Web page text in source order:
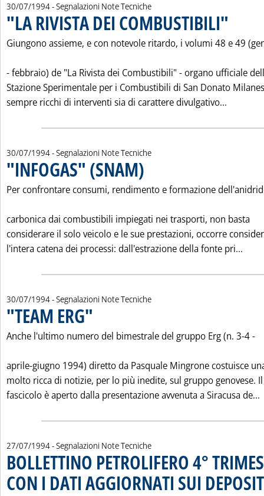
30/07/1994- Segnalazioni Note Tecniche
"LA RIVISTA DEI COMBUSTIBILI"
Giungono assieme, e con notevole ritardo, i volumi 48 e 49
- febbraio) de "La Rivista dei Combustibili" - organo ufficiale
Stazione Sperimentale per i Combustibili di San Donato
sempre ricchi di interventi sia di carattere divulgativo...
30/07/1994- Segnalazioni Note Tecniche
"INFOGAS" (SNAM)
Per confrontare consumi, rendimento e formazione
carbonica dai combustibili impiegati nei trasporti, non basta
considerare il solo veicolo e le sue prestazioni, occorre
l'intera catena dei processi: dall'estrazione della fonte pri...
30/07/1994- Segnalazioni Note Tecniche
"TEAM ERG"
Anche l'ultimo numero del bimestrale del gruppo Erg (n. 3-4 -
aprile-giugno 1994) diretto da Pasquale Mingrone costuisce
molto ricca di notizie, per lo più inedite, sul gruppo genovese. Il
fascicolo è aperto dalla presentazione avvenuta a Siracusa de...
27/07/1994- Segnalazioni Note Tecniche
BOLLETTINO PETROLIFERO 4°
CON I DATI AGGIORNATI SUI